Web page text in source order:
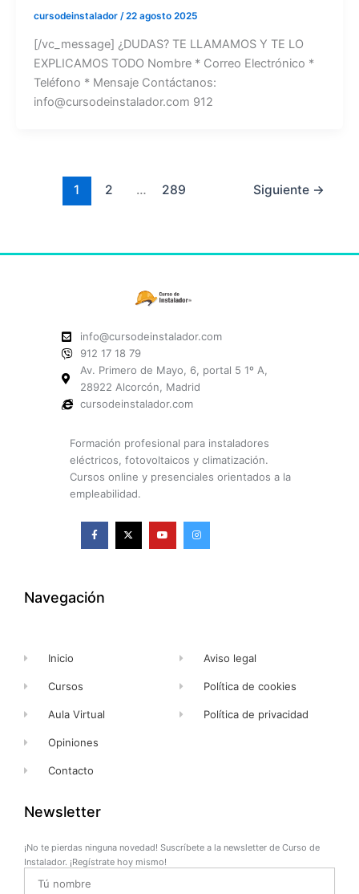
cursodeinstalador /22 agosto 2025
[/vc_message] ¿DUDAS? TE LLAMAMOS Y TE LO
EXPLICAMOS TODO Nombre * Correo Electrónico *
Teléfono * Mensaje Contáctanos:
info@cursodeinstalador.com 912
1 2 … 289 Siguiente →
info@cursodeinstalador.com
912 17 18 79
Av. Primero de Mayo, 6, portal 5 1º A,
28922 Alcorcón, Madrid
cursodeinstalador.com
Formación profesional para instaladores
eléctricos, fotovoltaicos y climatización.
Cursos online y presenciales orientados a la
empleabilidad.
F
a
k
-
X
-
Y
o
I
n
Navegación
Inicio
Cursos
Aula Virtual
Opiniones
Contacto
Aviso legal
Política de cookies
Política de privacidad
Newsletter
¡No te pierdas ninguna novedad! Suscríbete a la newsletter de Curso de
Instalador. ¡Regístrate hoy mismo!